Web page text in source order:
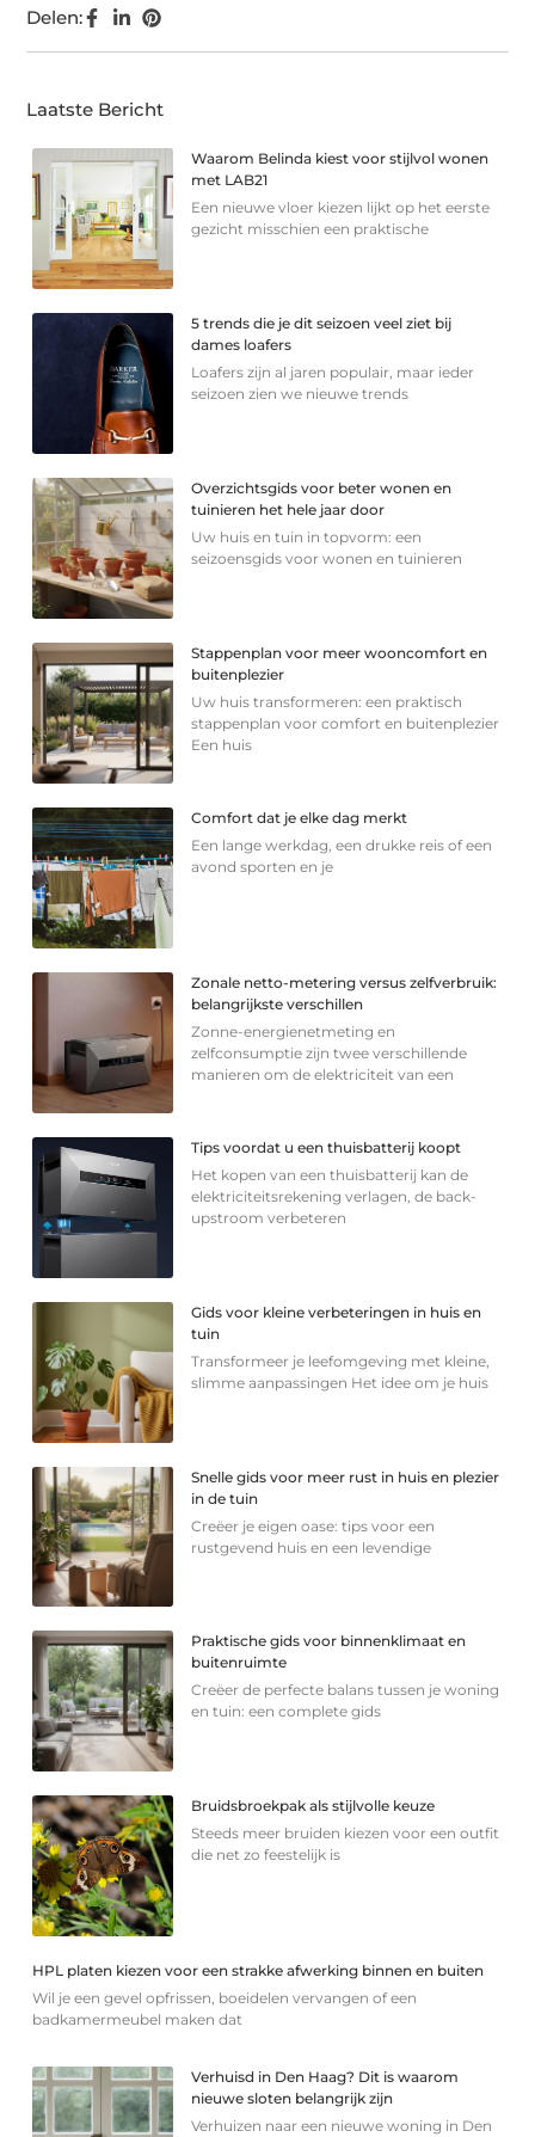
Delen:
Laatste Bericht
Waarom Belinda kiest voor stijlvol wonen
met LAB21
Een nieuwe vloer kiezen lijkt op het eerste
gezicht misschien een praktische
5 trends die je dit seizoen veel ziet bij
dames loafers
Loafers zijn al jaren populair, maar ieder
seizoen zien we nieuwe trends
Overzichtsgids voor beter wonen en
tuinieren het hele jaar door
Uw huis en tuin in topvorm: een
seizoensgids voor wonen en tuinieren
Stappenplan voor meer wooncomfort en
buitenplezier
Uw huis transformeren: een praktisch
stappenplan voor comfort en buitenplezier
Een huis
Comfort dat je elke dag merkt
Een lange werkdag, een drukke reis of een
avond sporten en je
Zonale netto-metering versus zelfverbruik:
belangrijkste verschillen
Zonne-energienetmeting en
zelfconsumptie zijn twee verschillende
manieren om de elektriciteit van een
Tips voordat u een thuisbatterij koopt
Het kopen van een thuisbatterij kan de
elektriciteitsrekening verlagen, de back-
upstroom verbeteren
Gids voor kleine verbeteringen in huis en
tuin
Transformeer je leefomgeving met kleine,
slimme aanpassingen Het idee om je huis
Snelle gids voor meer rust in huis en plezier
in de tuin
Creëer je eigen oase: tips voor een
rustgevend huis en een levendige
Praktische gids voor binnenklimaat en
buitenruimte
Creëer de perfecte balans tussen je woning
en tuin: een complete gids
Bruidsbroekpak als stijlvolle keuze
Steeds meer bruiden kiezen voor een outfit
die net zo feestelijk is
HPL platen kiezen voor een strakke afwerking binnen en buiten
Wil je een gevel opfrissen, boeidelen vervangen of een
badkamermeubel maken dat
Verhuisd in Den Haag? Dit is waarom
nieuwe sloten belangrijk zijn
Verhuizen naar een nieuwe woning in Den